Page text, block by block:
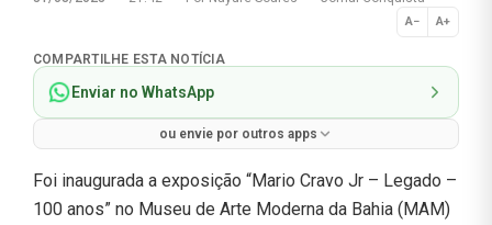
A− A+
Normal
COMPARTILHE ESTA NOTÍCIA
Enviar no WhatsApp
ou envie por outros apps
Foi inaugurada a exposição “Mario Cravo Jr – Legado –
100 anos” no Museu de Arte Moderna da Bahia (MAM)